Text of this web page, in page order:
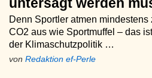
Denn Sportler atmen mindestens
CO2 aus wie Sportmuffel – das
der Klimaschutzpolitik …
von Redaktion ef-Perle